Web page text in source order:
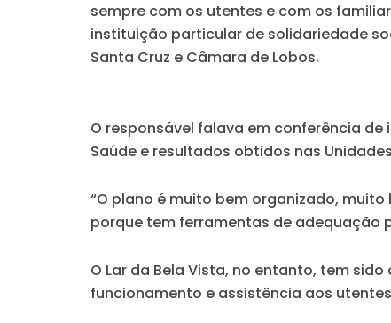
sempre com os utentes e com os
instituição particular de solidariedade
Santa Cruz e Câmara de Lobos.
O responsável falava em conferência
Saúde e resultados obtidos nas
“O plano é muito bem organizado,
porque tem ferramentas de adequação
O Lar da Bela Vista, no entanto, tem
funcionamento e assistência aos